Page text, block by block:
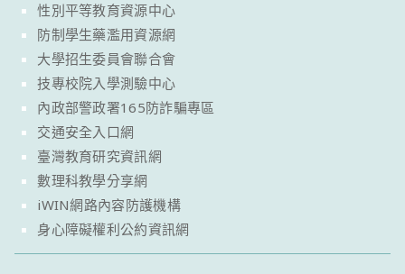
性別平等教育資源中心
防制學生藥濫用資源網
大學招生委員會聯合會
技專校院入學測驗中心
內政部警政署165防詐騙專區
交通安全入口網
臺灣教育研究資訊網
數理科教學分享網
iWIN網路內容防護機構
身心障礙權利公約資訊網